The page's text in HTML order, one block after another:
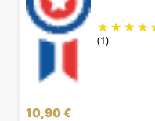
(1)
10,90€